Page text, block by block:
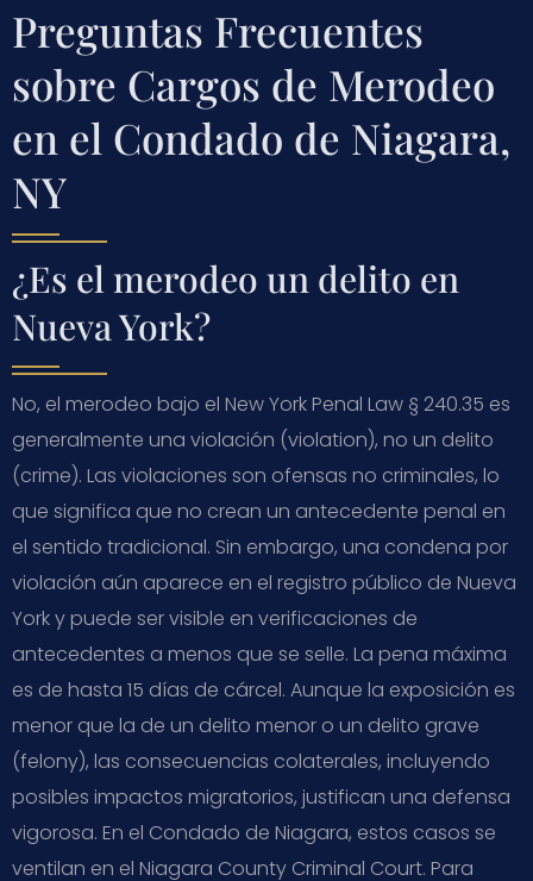
Preguntas Frecuentes
sobre Cargos de Merodeo
en el Condado de Niagara,
NY
¿Es el merodeo un delito en
Nueva York?
No, el merodeo bajo el New York Penal Law § 240.35 es
generalmente una violación (violation), no un delito
(crime). Las violaciones son ofensas no criminales, lo
que significa que no crean un antecedente penal en
el sentido tradicional. Sin embargo, una condena por
violación aún aparece en el registro público de Nueva
York y puede ser visible en verificaciones de
antecedentes a menos que se selle. La pena máxima
es de hasta 15 días de cárcel. Aunque la exposición es
menor que la de un delito menor o un delito grave
(felony), las consecuencias colaterales, incluyendo
posibles impactos migratorios, justifican una defensa
vigorosa. En el Condado de Niagara, estos casos se
ventilan en el Niagara County Criminal Court. Para